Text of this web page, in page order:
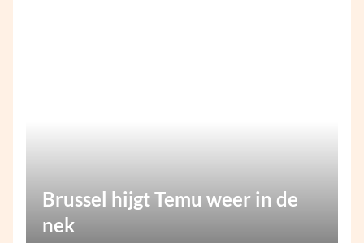
Brussel hijgt Temu weer in de
nek